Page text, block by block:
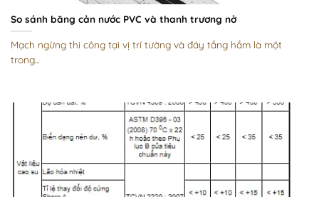
So sánh băng cản nước PVC và thanh trương nở
Mạch ngừng thi công tại vị trí tường và đáy tầng hầm là một
trong...